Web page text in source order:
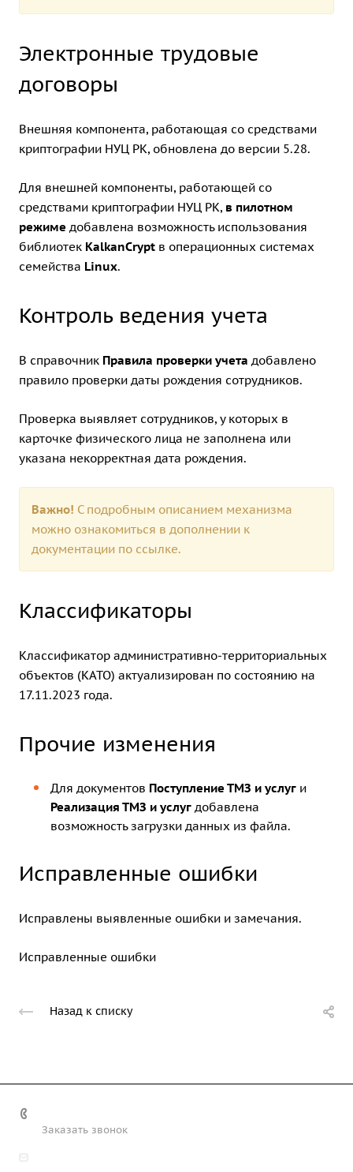
Электронные трудовые
договоры
Внешняя компонента, работающая со средствами
криптографии НУЦ РК, обновлена до версии 5.28.
Для внешней компоненты, работающей со
средствами криптографии НУЦ РК, в пилотном
режиме добавлена возможность использования
библиотек KalkanCrypt в операционных системах
семейства Linux.
Контроль ведения учета
В справочник Правила проверки учета добавлено
правило проверки даты рождения сотрудников.
Проверка выявляет сотрудников, у которых в
карточке физического лица не заполнена или
указана некорректная дата рождения.
Важно! С подробным описанием механизма
можно ознакомиться в дополнении к
документации по ссылке.
Классификаторы
Классификатор административно-территориальных
объектов (КАТО) актуализирован по состоянию на
17.11.2023 года.
Прочие изменения
Для документов Поступление ТМЗ и услуг и
Реализация ТМЗ и услуг добавлена
возможность загрузки данных из файла.
Исправленные ошибки
Исправлены выявленные ошибки и замечания.
Исправленные ошибки
Назад к списку
Заказать звонок